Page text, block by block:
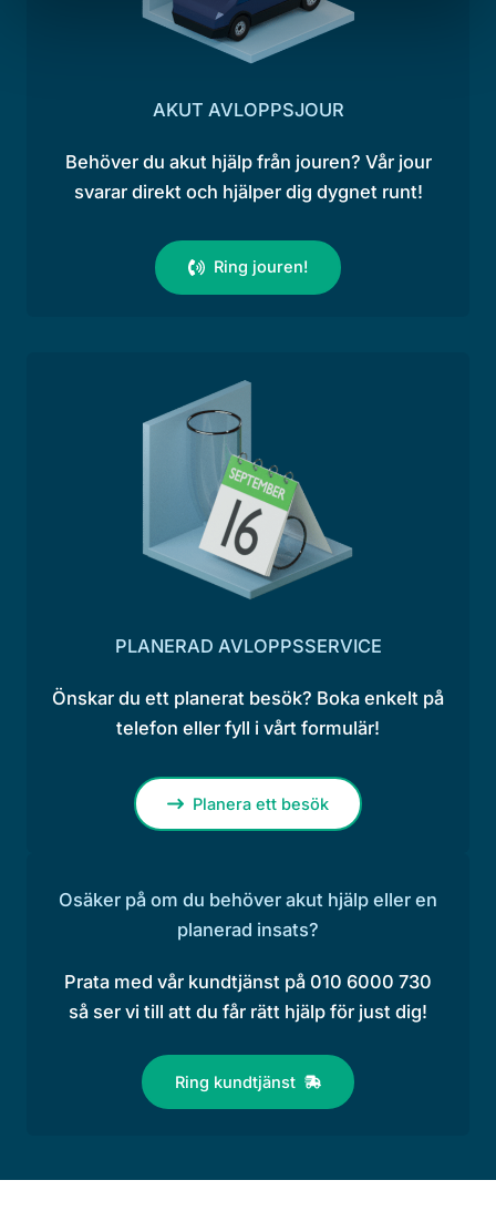
AKUT AVLOPPSJOUR
Behöver du akut hjälp från jouren? Vår jour
svarar direkt och hjälper dig dygnet runt!
Ring jouren!
PLANERAD AVLOPPSSERVICE
Önskar du ett planerat besök? Boka enkelt på
telefon eller fyll i vårt formulär!
Planera ett besök
Osäker på om du behöver akut hjälp eller en
planerad insats?
Prata med vår kundtjänst på 010 6000 730
så ser vi till att du får rätt hjälp för just dig!
Ring kundtjänst